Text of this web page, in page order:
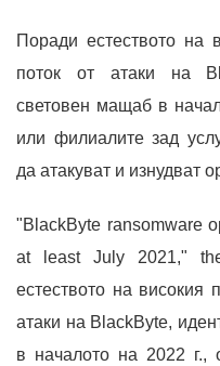
Поради естеството на
поток от атаки на
световен мащаб в
или филиалите зад
да атакуват и изнудват
"BlackByte ransomware
at least July 2021,"
естеството на високия
атаки на BlackByte,
в началото на 2022 г.,